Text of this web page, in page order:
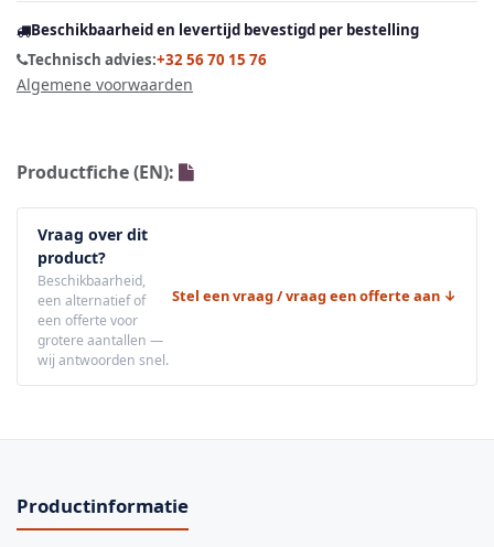
Beschikbaarheid en levertijd bevestigd per bestelling
Technisch advies:+32 56 70 15 76
Algemene voorwaarden
Productfiche (EN):
Vraag over dit
product?
Beschikbaarheid,
een alternatief of
een offerte voor
grotere aantallen —
wij antwoorden snel.
Stel een vraag / vraag een offerte aan ↓
Productinformatie